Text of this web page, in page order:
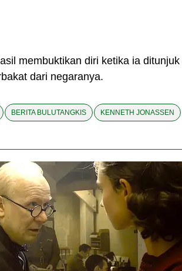
membuktikan diri ketika ia
dari negaranya.
BERITA BULUTANGKIS KENNETH JONASSEN